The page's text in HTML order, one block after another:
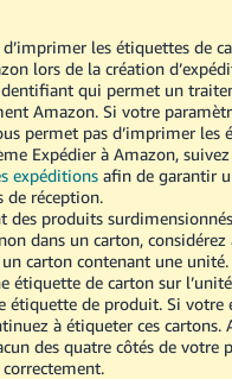
les étiquettes de
lors de la création
qui permet un
Amazon. Si votre
permet pas d’imprimer les
Expédier à Amazon,
expéditions afin de garantir
de réception.
des produits
dans un carton, considérez
carton contenant une unité.
étiquette de carton sur
étiquette de produit. Si
à étiqueter ces cartons.
des quatre côtés de votre